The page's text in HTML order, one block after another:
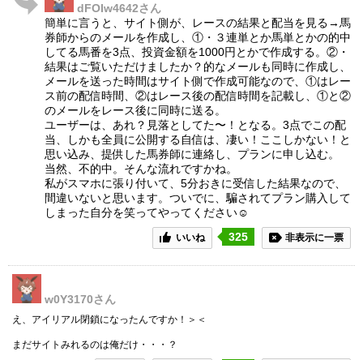
dFOIw4642さん
簡単に言うと、サイト側が、レースの結果と配当を見る→馬
券師からのメールを作成し、①・３連単とか馬単とかの的中
してる馬番を3点、投資金額を1000円とかで作成する。②・
結果はご覧いただけましたか？的なメールも同時に作成し、
メールを送った時間はサイト側で作成可能なので、①はレー
ス前の配信時間、②はレース後の配信時間を記載し、①と②
のメールをレース後に同時に送る。
ユーザーは、あれ？見落としてた〜！となる。3点でこの配
当、しかも全員に公開する自信は、凄い！ここしかない！と
思い込み、提供した馬券師に連絡し、プランに申し込む。
当然、不的中。そんな流れですかね。
私がスマホに張り付いて、5分おきに受信した結果なので、
間違いないと思います。ついでに、騙されてプラン購入して
しまった自分を笑ってやってください☺
いいね 325 非表示に一票
w0Y3170さん
え、アイリアル閉鎖になったんですか！＞＜
まだサイトみれるのは俺だけ・・・？